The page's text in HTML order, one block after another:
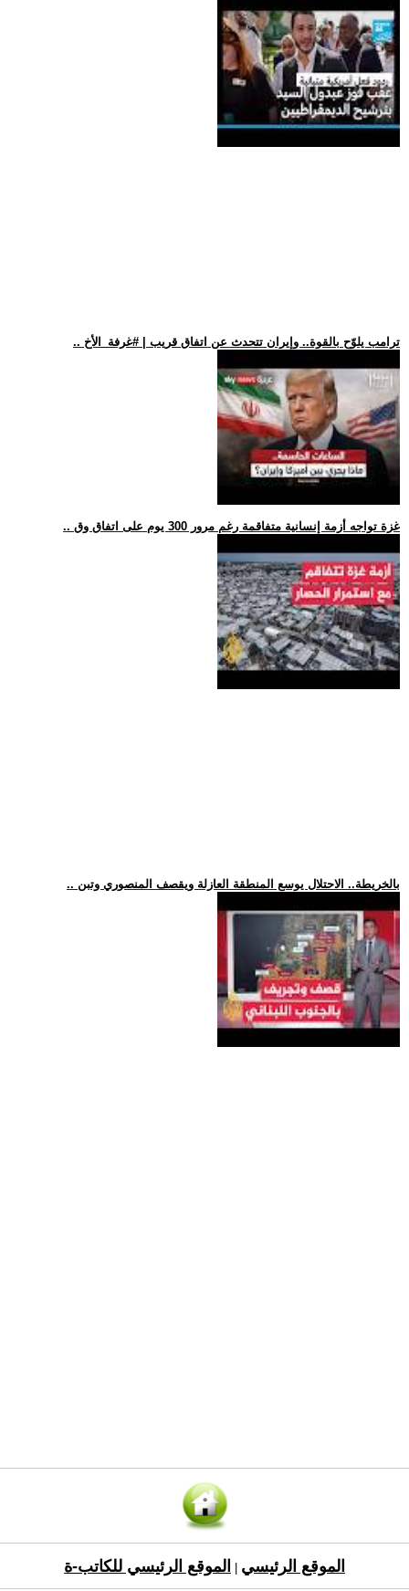
.. ترامب يلوّح بالقوة.. وإيران تتحدث عن اتفاق قريب | #غرفة_الأخ
.. غزة تواجه أزمة إنسانية متفاقمة رغم مرور 300 يوم على اتفاق وق
.. بالخريطة.. الاحتلال يوسع المنطقة العازلة ويقصف المنصوري وتبن
الموقع الرئيسي الموقع الرئيسي للكاتب-ة